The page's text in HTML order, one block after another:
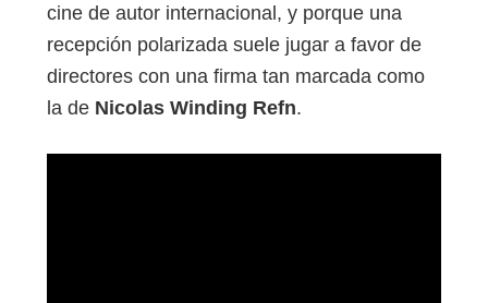
cine de autor internacional, y porque una
recepción polarizada suele jugar a favor de
directores con una firma tan marcada como
la de Nicolas Winding Refn.